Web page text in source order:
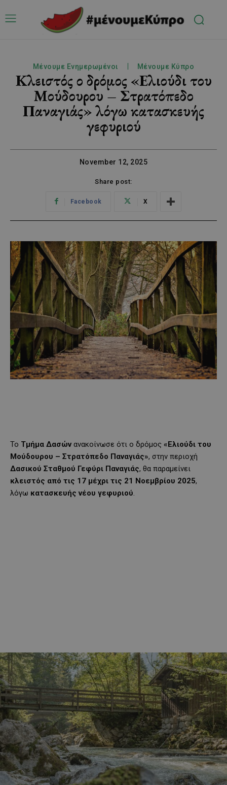
Μένουμε Ενημερωμένοι Μένουμε Κύπρο
Κλειστός ο δρόμος «Ελιούδι του
Μούδουρου – Στρατόπεδο
Παναγιάς» λόγω κατασκευής
γεφυριού
November 12, 2025
Share post:
Facebook X
Το Τμήμα Δασών ανακοίνωσε ότι ο δρόμος «Ελιούδι του
Μούδουρου – Στρατόπεδο Παναγιάς», στην περιοχή
Δασικού Σταθμού Γεφύρι Παναγιάς, θα παραμείνει
κλειστός από τις 17 μέχρι τις 21 Νοεμβρίου 2025,
λόγω κατασκευής νέου γεφυριού.